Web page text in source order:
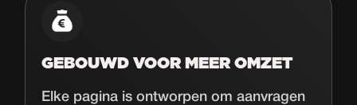
GEBOUWD VOOR MEER OMZET
Elke pagina is ontworpen om aanvragen